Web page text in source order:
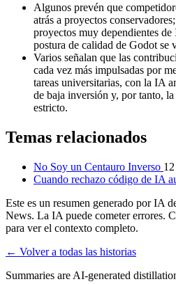
Algunos prevén que
atrás a proyectos
proyectos muy dependientes
postura de calidad de Godot se
Varios señalan que las
cada vez más impulsadas por
tareas universitarias, con la IA
de baja inversión y, por tanto,
estricto.
Temas relacionados
No Soy un Centauro Inverso
Cuando rechazo código de IA
Este es un resumen generado por IA
News. La IA puede cometer errores.
para ver el contexto completo.
← Volver a todas las historias
Summaries are AI-generated